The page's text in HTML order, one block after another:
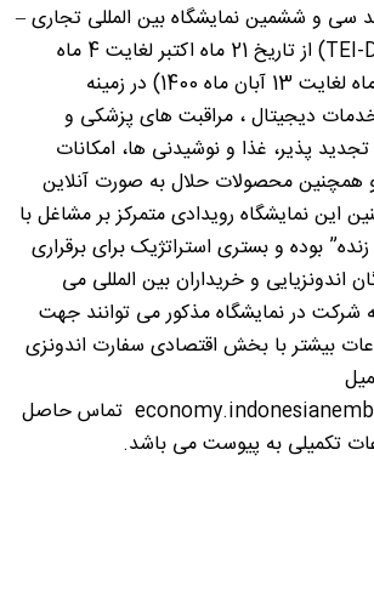
سی و ششمین نمایشگاه بین المللی تجاری –
دیجیتال اندونزی (TEI-DE) از تاریخ 21 ماه اکتبر لغایت 4 ماه
نوامبر 2021 (29 مهر ماه لغایت 13 آبان ماه 1400) در زمینه
دیجیتال ، مراقبت های پزشکی و
پذیر، غذا و نوشیدنی ها، امکانات
همچنین محصولات حلال به صورت آنلاین
این نمایشگاه رویدادی متمرکز بر مشاغل با
بوده و بستری استراتژیک برای برقراری
اندونزیایی و خریداران بین المللی می
شرکت در نمایشگاه مذکور می توانند جهت
بیشتر با بخش اقتصادی سفارت اندونزی
economy.indonesianembassy@gmail.com تماس حاصل
تکمیلی به پیوست می باشد.